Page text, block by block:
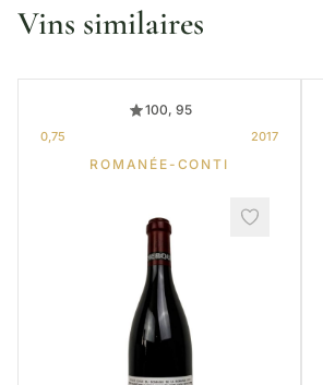
Vins similaires
100, 95
0,75 2017
ROMANÉE-CONTI